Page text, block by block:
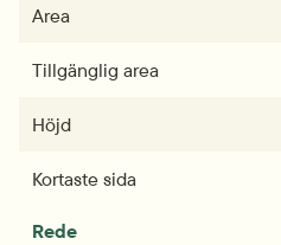
Area
Tillgänglig area
Höjd
Kortaste sida
Rede